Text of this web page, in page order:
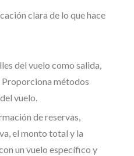
clara de lo que hace
del vuelo como salida,
Proporciona métodos
vuelo.
de reservas,
el monto total y la
un vuelo específico y